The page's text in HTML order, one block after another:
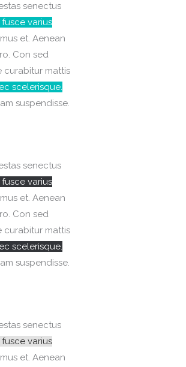
senectus
varius
et. Aenean
Con sed
curabitur mattis
scelerisque.
suspendisse.
senectus
fusce varius
et. Aenean
Con sed
curabitur mattis
scelerisque.
suspendisse.
senectus
fusce varius
et. Aenean